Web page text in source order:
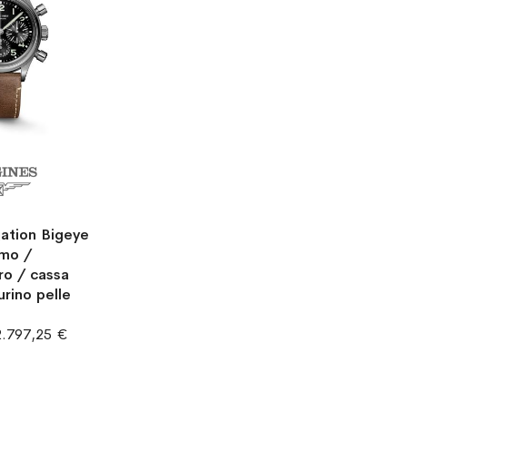
Bigeye
/
/ cassa
pelle
€